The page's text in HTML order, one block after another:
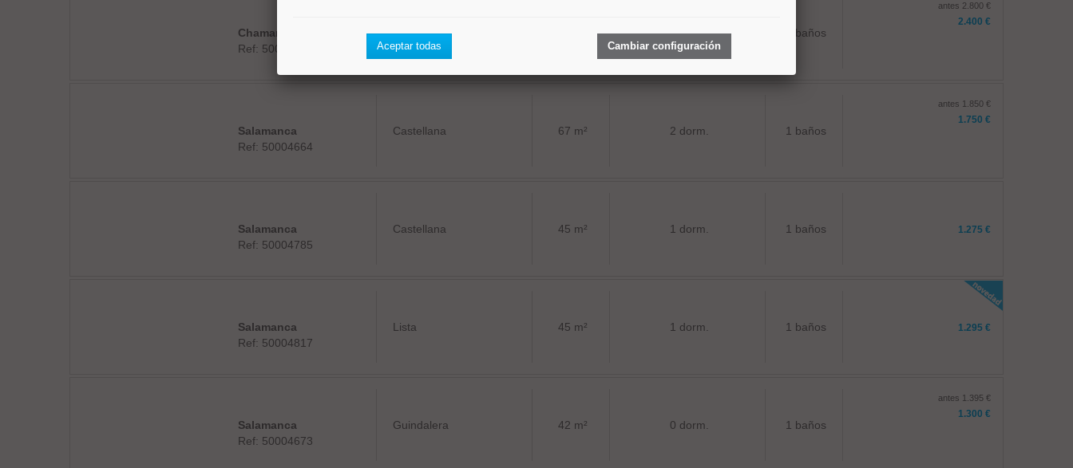
Chamartín
Ref: 50004558
Ciudad Jardín 2 dorm. 2 baños
antes 2.800 €
2.400 €
Salamanca
Ref: 50004664
Castellana 67 m² 2 dorm. 1 baños
antes 1.850 €
1.750 €
Salamanca
Ref: 50004785
Castellana 45 m² 1 dorm. 1 baños 1.275 €
Salamanca
Ref: 50004817
Lista 45 m² 1 dorm. 1 baños 1.295 €
Salamanca
Ref: 50004673
Guindalera 42 m² 0 dorm. 1 baños
antes 1.395 €
1.300 €
Aceptar todas Cambiar configuración